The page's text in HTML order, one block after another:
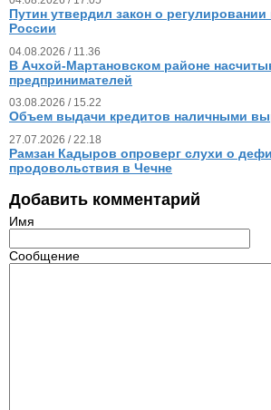
Путин утвердил закон о
России
04.08.2026 / 11.36
В Ачхой-Мартановском районе
предпринимателей
03.08.2026 / 15.22
Объем выдачи кредитов наличными
27.07.2026 / 22.18
Рамзан Кадыров опроверг слухи о
продовольствия в Чечне
Добавить комментарий
Имя
Сообщение